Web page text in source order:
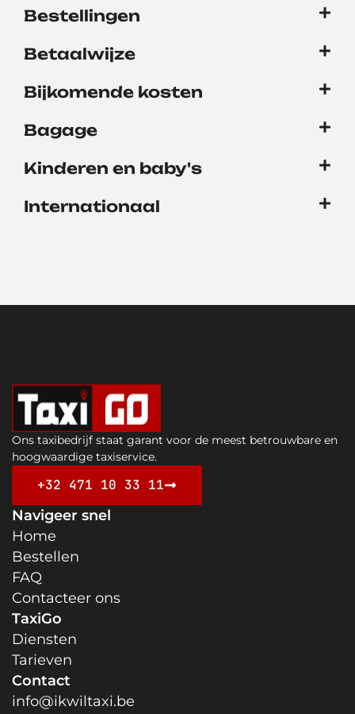
Bestellingen
Betaalwijze
Bijkomende kosten
Bagage
Kinderen en baby's
Internationaal
Ons taxibedrijf staat garant voor de meest betrouwbare en
hoogwaardige taxiservice.
+32 471 10 33 11
Navigeer snel
Home
Bestellen
FAQ
Contacteer ons
TaxiGo
Diensten
Tarieven
Contact
info@ikwiltaxi.be